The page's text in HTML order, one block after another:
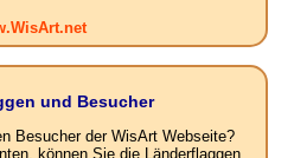
und Besucher
Besucher der WisArt Webseite?
können Sie die Länderflaggen